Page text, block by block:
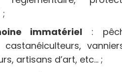
immatériel :
castanéiculteurs,
artisans d’art, etc… ;